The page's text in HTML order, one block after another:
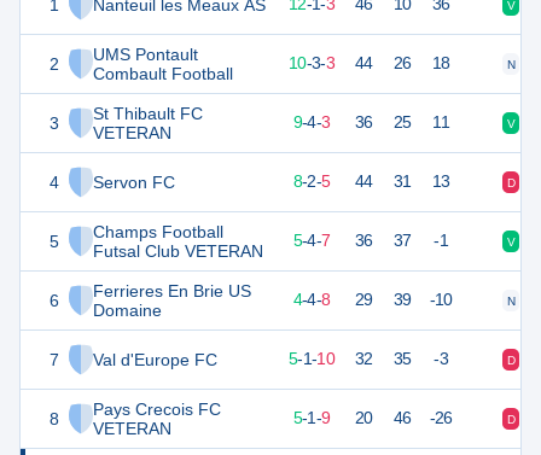
1 Nanteuil les Meaux AS
2
UMS Pontault
Combault Football
3
St Thibault FC
VETERAN
4 Servon FC
5
Champs Football
Futsal Club VETERAN
6
Ferrieres En Brie US
Domaine
7 Val d'Europe FC
8
Pays Crecois FC
VETERAN
37 16 12-1-3 46 10 36 V
33 10-3-3 44 26 18 N
9-4-3 36 25 11 V
8-2-5 44 31 13 D
19 16 5-4-7 36 37 -1 V
16 16 4-4-8 29 39 -10 N
16 5-1-10 32 35 -3 D
15 5-1-9 20 46 -26 D